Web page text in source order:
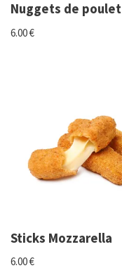
Nuggets de poulet
6.00€
Sticks Mozzarella
6.00€